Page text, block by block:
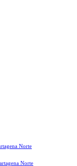
Norte
Norte